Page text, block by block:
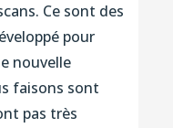
Ce sont des
pour
nouvelle
faisons sont
pas très